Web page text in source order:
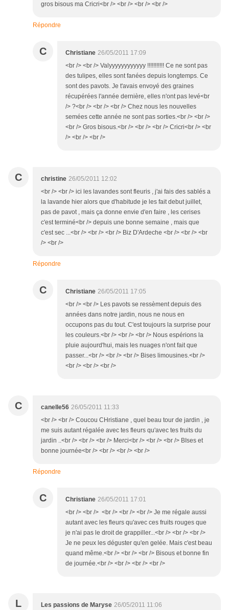
gros bisous ma Cricri<br /> <br /> <br /> <br />
Répondre
C Christiane 26/05/2011 17:09
<br /> <br /> Valyyyyyyyyyyyy !!!!!!!!!!! Ce ne sont pas
des tulipes, elles sont fanées depuis longtemps. Ce
sont des pavots. Je t'avais envoyé des graines
récupérées l'année dernière, elles n'ont pas levé<br
/> ?<br /> <br /> <br /> Chez nous les nouvelles
semées cette année ne sont pas sorties.<br /> <br />
<br /> Gros bisous.<br /> <br /> <br /> Cricri<br /> <br
/> <br /> <br />
C christine 26/05/2011 12:02
<br /> <br /> ici les lavandes sont fleuris , j'ai fais des sablés a
la lavande hier alors que d'habitude je les fait debut juillet,
pas de pavot , mais ça donne envie d'en faire , les cerises
c'est terminé<br /> depuis une bonne semaine , mais que
c'est sec ...<br /> <br /> <br /> Biz D'Ardeche <br /> <br /> <br
/> <br />
Répondre
C Christiane 26/05/2011 17:05
<br /> <br /> Les pavots se ressèment depuis des
années dans notre jardin, nous ne nous en
occupons pas du tout. C'est toujours la surprise pour
les couleurs.<br /> <br /> <br /> Nous espérions la
pluie aujourd'hui, mais les nuages n'ont fait que
passer...<br /> <br /> <br /> Bises limousines.<br />
<br /> <br /> <br />
C canelle56 26/05/2011 11:33
<br /> <br /> Coucou CHristiane , quel beau tour de jardin , je
me suis autant régalée avec tes fleurs qu'avec tes fruits du
jardin ..<br /> <br /> <br /> Merci<br /> <br /> <br /> BIses et
bonne journée<br /> <br /> <br /> <br />
Répondre
C Christiane 26/05/2011 17:01
<br /> <br /> <br /> <br /> <br /> Je me régale aussi
autant avec les fleurs qu'avec ces fruits rouges que
je n'ai pas le droit de grappiller...<br /> <br /> <br />
Je ne peux les déguster qu'en gelée. Mais c'est beau
quand même.<br /> <br /> <br /> Bisous et bonne fin
de journée.<br /> <br /> <br /> <br />
L Les passions de Maryse 26/05/2011 11:06